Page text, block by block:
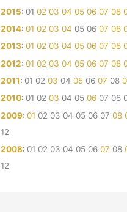
2015: 01 02 03 04 05 06 07 08
2014: 01 02 03 04 05 06 07 08
2013: 01 02 03 04 05 06 07 08
2012: 01 02 03 04 05 06 07 08
2011: 01 02 03 04 05 06 07 08
2010: 01 02 03 04 05 06 07 08
2009: 01 02 03 04 05 06 07 08
12
2008: 01 02 03 04 05 06 07 08
12